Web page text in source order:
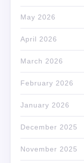
May 2026
April 2026
March 2026
February 2026
January 2026
December 2025
November 2025